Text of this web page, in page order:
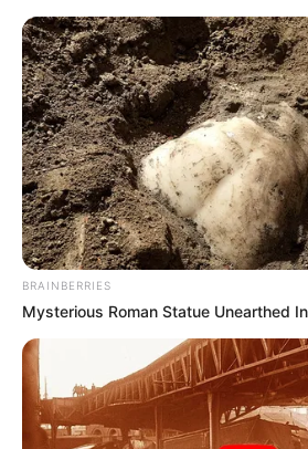
BRAINBERRIES
Mysterious Roman Statue Unearthed